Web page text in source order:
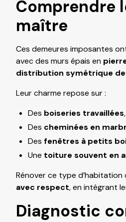
Comprendre
maître
Ces demeures imposantes
avec des murs épais en
distribution symétrique
Leur charme repose sur :
Des boiseries travaillées
Des cheminées en
Des fenêtres à petits
Une toiture souvent en
Rénover ce type
avec respect, en intégrant
Diagnostic